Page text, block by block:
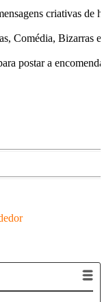
criativas de
Comédia, Bizarras
postar a